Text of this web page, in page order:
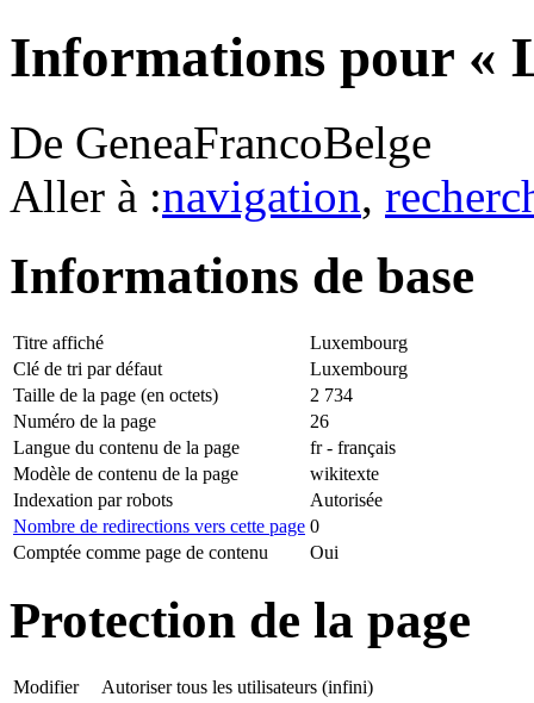
Informations pour «
De GeneaFrancoBelge
Aller à :navigation,
Informations de base
Titre affiché
Luxembourg
Clé de tri par défaut
Luxembourg
Taille de la page (en octets)
2 734
Numéro de la page
26
Langue du contenu de la page
fr - français
Modèle de contenu de la page
wikitexte
Indexation par robots
Autorisée
Nombre de redirections vers cette page 0
Comptée comme page de contenu
Oui
Protection de la page
Modifier
Autoriser tous les utilisateurs (infini)